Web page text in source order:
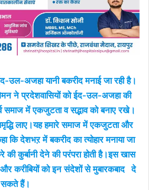
अजहा यानी बकरीद मनाई जा रही है।
ने प्रदेशवासियों को ईद-उल-अजहा की
समाज में एकजुटता व सद्भाव को बनाए रखे।
लाए।यह हमारे समाज में एकजुटता और
कि देशभऱ में बकरीद का त्योहार मनाया जा
कुर्बानी देने की परंपरा होती है।इस खास
करीबियों को इन संदेशों से मुबारकबाद दे
सकते हैं।